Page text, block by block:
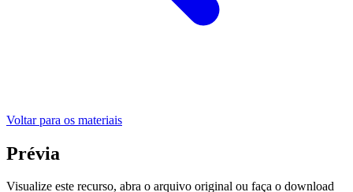
Voltar para os materiais
Prévia
Visualize este recurso, abra o arquivo original ou faça o download